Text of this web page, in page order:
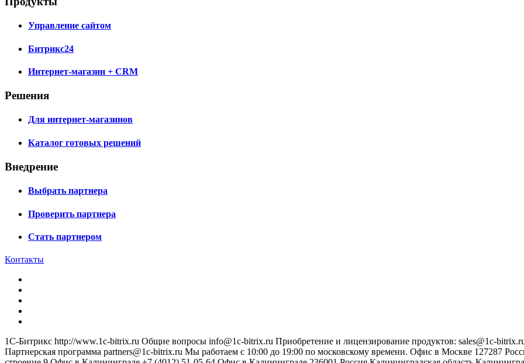
Управление сайтом
Битрикс24
Интернет-магазин + CRM
Решения
Для интернет-магазинов
Каталог готовых решений
Внедрение
Выбрать партнера
Проверить партнера
Стать партнером
Контакты
1С-Битрикс http://www.1c-bitrix.ru Общие вопросы info@1c-bitrix.ru Приобретение и лицензирование продуктов: sales@1c-
Партнерская программа partners@1c-bitrix.ru Мы работаем с 10:00 до 19:00 по московскому времени. Офис в Москве 127287